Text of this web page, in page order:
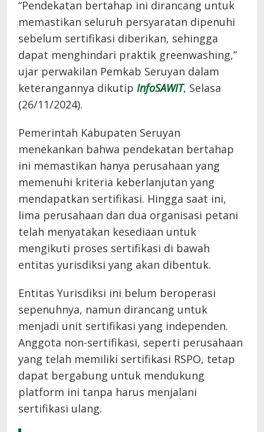
“Pendekatan bertahap ini dirancang untuk
memastikan seluruh persyaratan dipenuhi
sebelum sertifikasi diberikan, sehingga
dapat menghindari praktik greenwashing,”
ujar perwakilan Pemkab Seruyan dalam
keterangannya dikutip InfoSAWIT, Selasa
(26/11/2024).
Pemerintah Kabupaten Seruyan
menekankan bahwa pendekatan bertahap
ini memastikan hanya perusahaan yang
memenuhi kriteria keberlanjutan yang
mendapatkan sertifikasi. Hingga saat ini,
lima perusahaan dan dua organisasi petani
telah menyatakan kesediaan untuk
mengikuti proses sertifikasi di bawah
entitas yurisdiksi yang akan dibentuk.
Entitas Yurisdiksi ini belum beroperasi
sepenuhnya, namun dirancang untuk
menjadi unit sertifikasi yang independen.
Anggota non-sertifikasi, seperti perusahaan
yang telah memiliki sertifikasi RSPO, tetap
dapat bergabung untuk mendukung
platform ini tanpa harus menjalani
sertifikasi ulang.